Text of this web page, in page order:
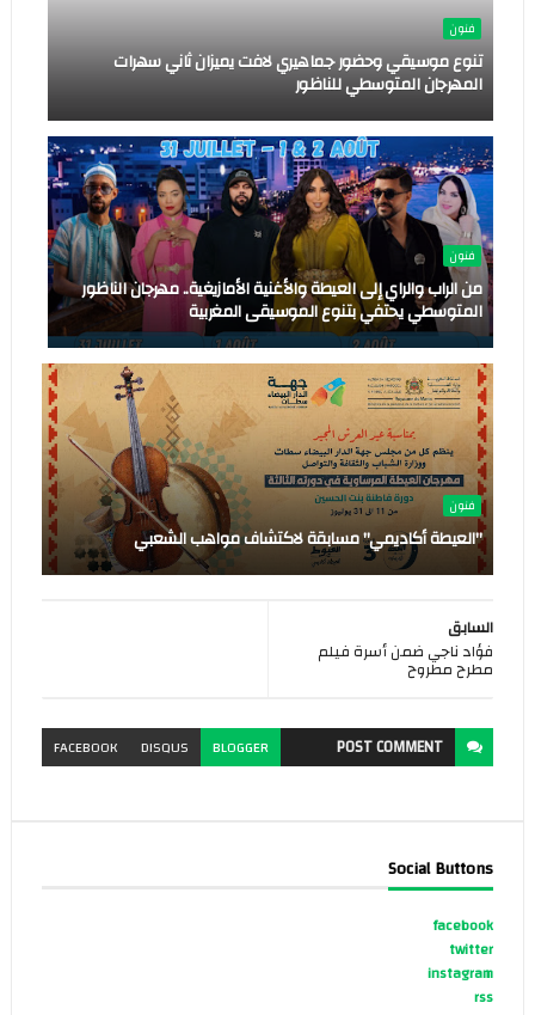
فنون
تنوع موسيقي وحضور جماهيري لافت يميزان ثاني سهرات
المهرجان المتوسطي للناظور
فنون
من الراب والراي إلى العيطة والأغنية الأمازيغية.. مهرجان الناظور
المتوسطي يحتفي بتنوع الموسيقى المغربية
فنون
"العيطة أكاديمي" مسابقة لاكتشاف مواهب الشعبي
السابق
فؤاد ناجي ضمن أسرة فيلم
مطرح مطروح
POSTCOMMENT
BLOGGER
DISQUS
FACEBOOK
Social Buttons
facebook
twitter
instagram
rss